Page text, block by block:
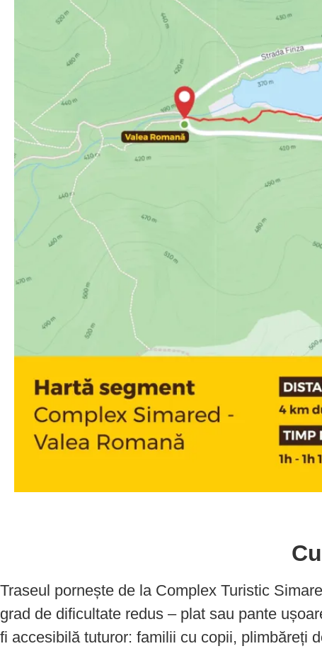
Traseul pornește de la Complex Turistic
grad de dificultate redus – plat sau pante
fi accesibilă tuturor: familii cu copii, plimbăreți